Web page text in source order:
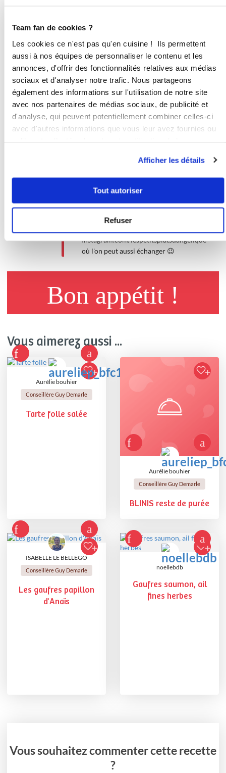
Team fan de cookies ?
Les cookies ce n'est pas qu'en cuisine ! Ils permettent
aussi à nos équipes de personnaliser le contenu et les
annonces, d'offrir des fonctionnalités relatives aux médias
sociaux et d'analyser notre trafic. Nous partageons
également des informations sur l'utilisation de notre site
avec nos partenaires de médias sociaux, de publicité et
d'analyse, qui peuvent potentiellement combiner celles-ci
avec d'autres informations que vous leur avez fournies ou
Afficher les détails
Tout autoriser
Refuser
moule. Faire cuire 15 minutes.
service. Dans la poche munie d'une
douille, déposer le fromage frais (
type St Morêt - madame Loïc...) et
pocher sur les gauffres. Ajouter des
tranches de saumon fumé sur le
dessus. Parsemer d'aneth.
2
🎀Pour tout achat sur la boutique en
Faloppa avant de valider votre
offert sur une première commande
(en mp) Retrouvez toutes mes
recettes et vidéos sur ma page
Instagram.com/lespetitsplatsdangelique
où l'on peut aussi échanger 😉
Bon appétit !
Vous aimerez aussi ...
Aurélie bouhier
Conseillère Guy Demarle
Tarte folle salée
Aurélie bouhier
Conseillère Guy Demarle
BLINIS reste de purée
ISABELLE LE BELLEGO
Conseillère Guy Demarle
Les gaufres papillon
d'Anaïs
noellebdb
Gaufres saumon, ail
fines herbes
Vous souhaitez commenter cette recette
?